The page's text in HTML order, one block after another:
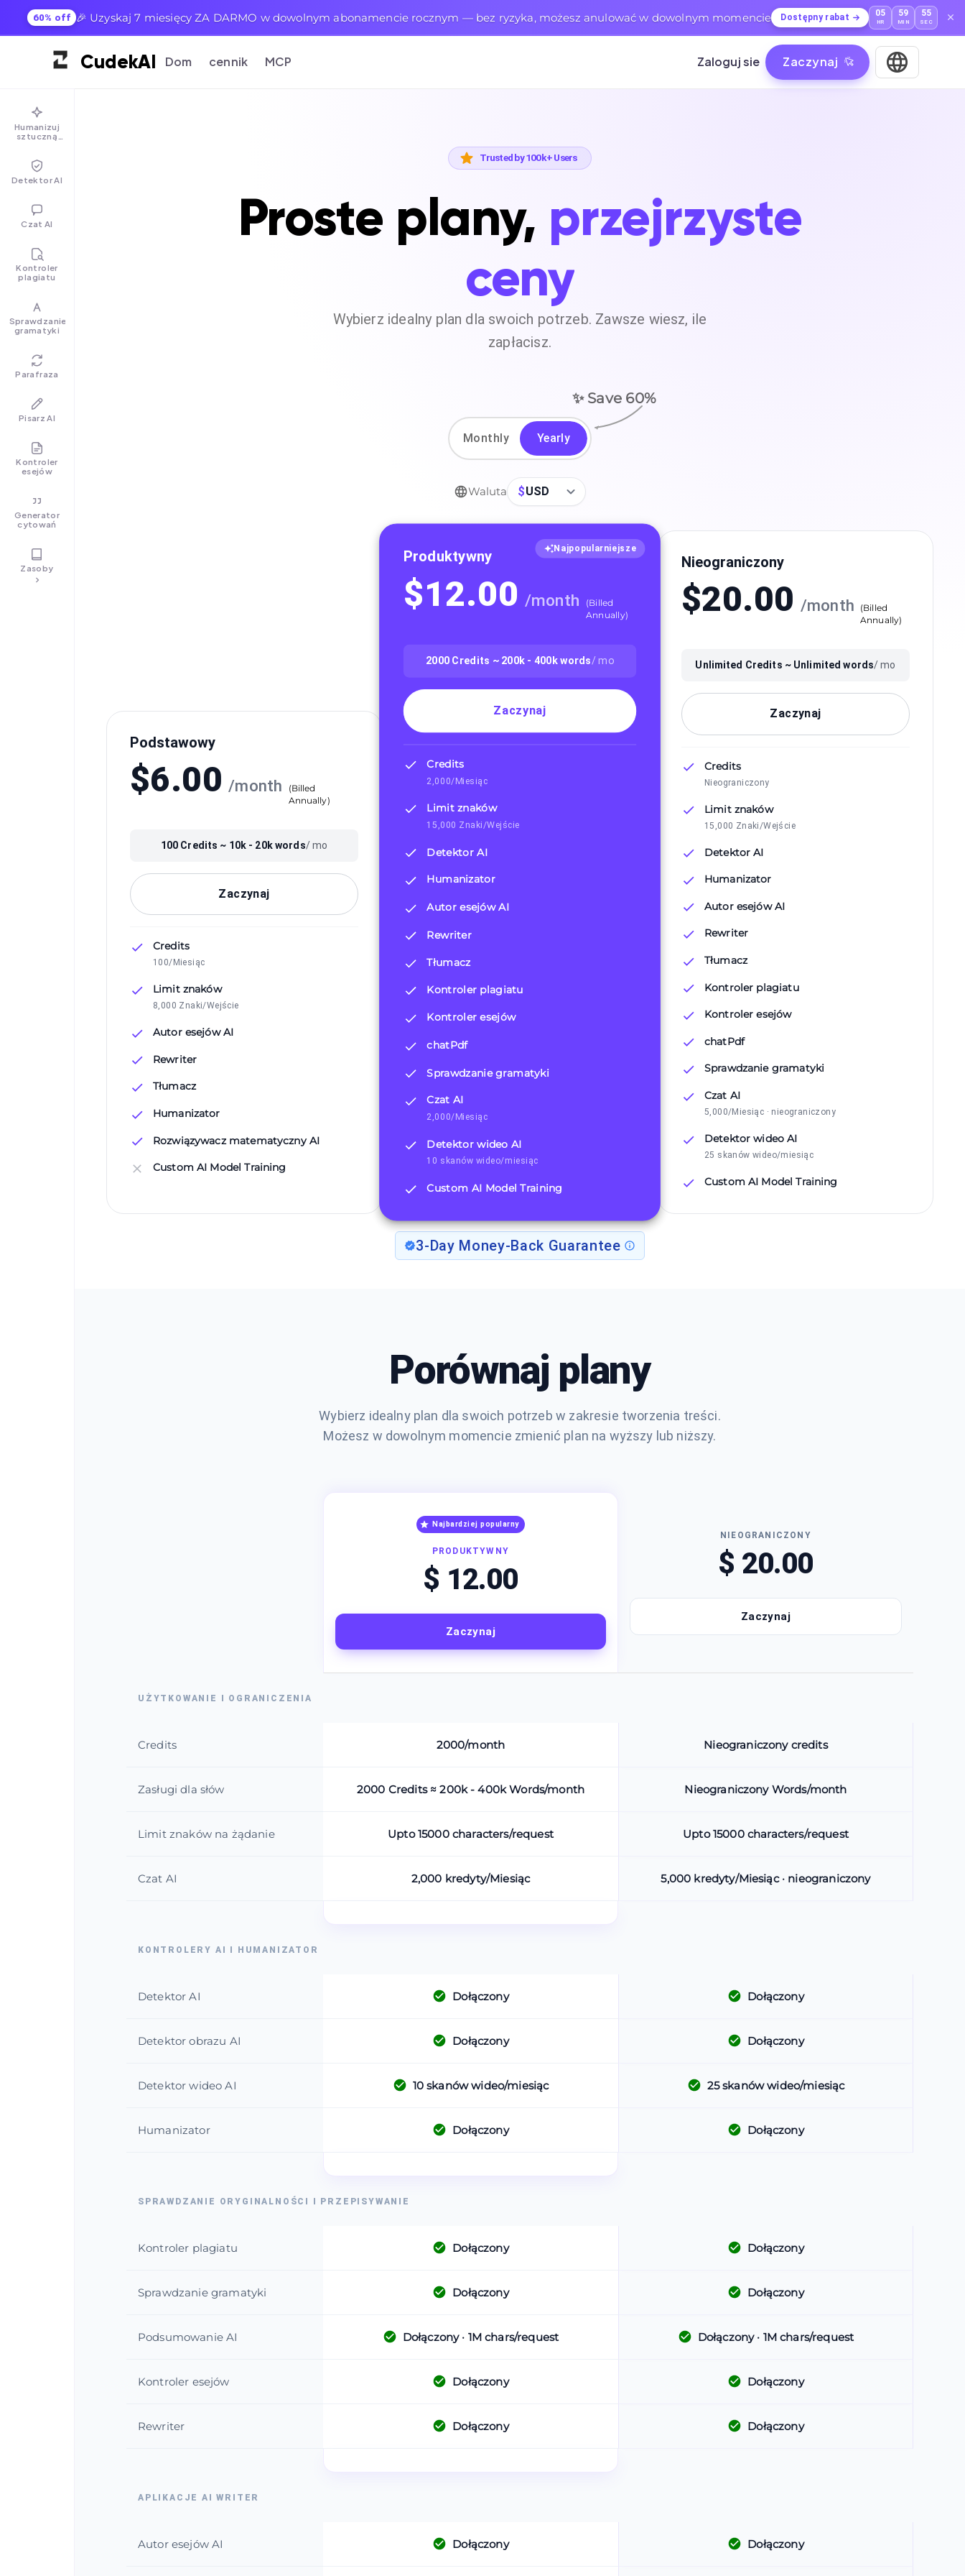
60% off 🎉 Uzyskaj 7 miesięcy ZA DARMO w dowolnym abonamencie rocznym — bez ryzyka, możesz anulować w dowolnym momencie Dostępny rabat 05
HR
59
MIN
54
SEC
CudekAI Dom cennik MCP Zaloguj sie Zaczynaj
Humanizuj
sztuczną
Detektor AI
Czat AI
Kontroler
plagiatu
Sprawdzanie
gramatyki
Parafraza
Pisarz AI
Kontroler
esejów
Generator
cytowań
Zasoby
Trusted by 100k+ Users
Proste plany, przejrzyste
ceny
Wybierz idealny plan dla swoich potrzeb. Zawsze wiesz, ile
zapłacisz.
✨ Save 60%
Monthly Yearly
Waluta $USD
Podstawowy
$6.00 /month (Billed
Annually)
100 Credits ~ 10k - 20kwords/ mo
Zaczynaj
Credits
100/Miesiąc
Limit znaków
8,000 Znaki/Wejście
Autor esejów AI
Rewriter
Tłumacz
Humanizator
Rozwiązywacz matematyczny AI
Custom AI Model Training
Najpopularniejsze
Produktywny
$12.00 /month (Billed
Annually)
2000 Credits ~ 200k - 400kwords/ mo
Zaczynaj
Credits
2,000/Miesiąc
Limit znaków
15,000 Znaki/Wejście
Detektor AI
Humanizator
Autor esejów AI
Rewriter
Tłumacz
Kontroler plagiatu
Kontroler esejów
chatPdf
Sprawdzanie gramatyki
Czat AI
2,000/Miesiąc
Detektor wideo AI
10 skanów wideo/miesiąc
Custom AI Model Training
Nieograniczony
$20.00 /month (Billed
Annually)
Unlimited Credits ~ Unlimited words/ mo
Zaczynaj
Credits
Nieograniczony
Limit znaków
15,000 Znaki/Wejście
Detektor AI
Humanizator
Autor esejów AI
Rewriter
Tłumacz
Kontroler plagiatu
Kontroler esejów
chatPdf
Sprawdzanie gramatyki
Czat AI
5,000/Miesiąc · nieograniczony
Detektor wideo AI
25 skanów wideo/miesiąc
Custom AI Model Training
3-Day Money-Back Guarantee
Porównaj plany
Wybierz idealny plan dla swoich potrzeb w zakresie tworzenia treści.
Możesz w dowolnym momencie zmienić plan na wyższy lub niższy.
Najbardziej popularny
PRODUKTYWNY
$ 12.00
Zaczynaj
NIEOGRANICZONY
$ 20.00
Zaczynaj
UŻYTKOWANIE I OGRANICZENIA
Credits 2000/month Nieograniczony credits
Zasługi dla słów 2000 Credits ≈ 200k - 400k Words/month Nieograniczony Words/month
Limit znaków na żądanie Upto 15000 characters/request Upto 15000 characters/request
Czat AI 2,000 kredyty/Miesiąc 5,000 kredyty/Miesiąc · nieograniczony
KONTROLERY AI I HUMANIZATOR
Detektor AI Dołączony Dołączony
Detektor obrazu AI Dołączony Dołączony
Detektor wideo AI 10skanów wideo/miesiąc 25skanów wideo/miesiąc
Humanizator Dołączony Dołączony
SPRAWDZANIE ORYGINALNOŚCI I PRZEPISYWANIE
Kontroler plagiatu Dołączony Dołączony
Sprawdzanie gramatyki Dołączony Dołączony
Podsumowanie AI Dołączony· 1M chars/request Dołączony· 1M chars/request
Kontroler esejów Dołączony Dołączony
Rewriter Dołączony Dołączony
APLIKACJE AI WRITER
Autor esejów AI Dołączony Dołączony